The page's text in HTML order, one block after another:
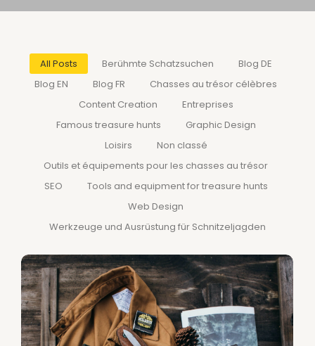
All Posts Berühmte Schatzsuchen
Blog DE
Blog EN
Blog FR
Chasses au trésor célèbres
Content Creation
Entreprises
Famous treasure hunts
Graphic Design
Loisirs
Non classé
Outils et équipements pour les chasses au trésor
SEO
Tools and equipment for treasure hunts
Web Design
Werkzeuge und Ausrüstung für Schnitzeljagden